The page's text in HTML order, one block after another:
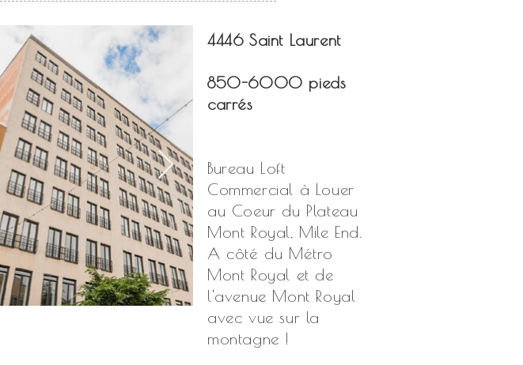
4446 Saint Laurent
850-6000 pieds
carrés
Bureau Loft
Commercial à Louer
au Coeur du Plateau
Mont Royal, Mile End.
A côté du Métro
Mont Royal et de
l'avenue Mont Royal
avec vue sur la
montagne !